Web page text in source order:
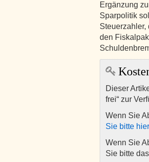
Ergänzung
Sparpolitik
Steuerzahler,
den
Dieser
frei“ zur
Wenn Sie
Sie bitte
Wenn Sie
Sie bitte das